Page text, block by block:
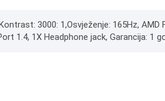
3000: 1,Osvježenje: 165Hz, AMD
1.4, 1X Headphone jack, Garancija: 1